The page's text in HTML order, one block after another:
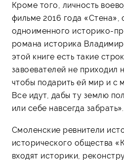
Кроме того, личность
фильме 2016 года «Стена»,
одноименного историко-
романа историка
этой книге есть такие
завоевателей не приходил
чтобы подарить ей мир и с
Все идут, дабы ту землю
или себе навсегда
Смоленские ревнители
исторического общества
входят историки,